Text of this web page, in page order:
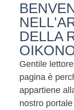
DELLA
Gentile
pagina è
appartiene
nostro